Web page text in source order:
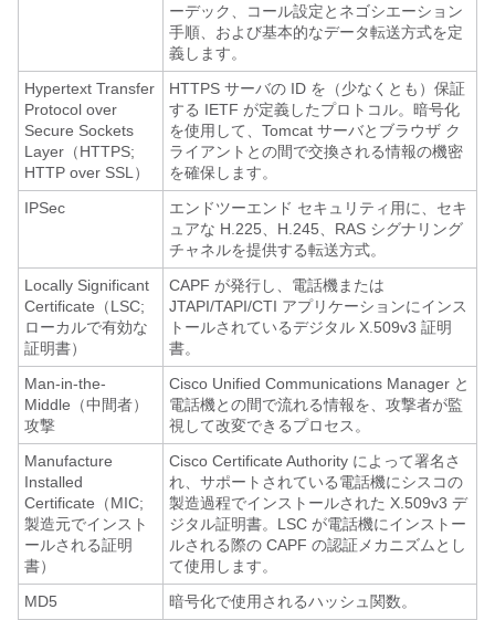
ーデック、コール設定とネゴシエーション
手順、および基本的なデータ転送方式を定
義します。
Hypertext Transfer
Protocol over
Secure Sockets
Layer（HTTPS;
HTTP over SSL）
HTTPS サーバの ID を（少なくとも）保証
する IETF が定義したプロトコル。暗号化
を使用して、Tomcat サーバとブラウザ ク
ライアントとの間で交換される情報の機密
を確保します。
IPSec
エンドツーエンド セキュリティ用に、セキ
ュアな H.225、H.245、RAS シグナリング
チャネルを提供する転送方式。
Locally Significant
Certificate（LSC;
ローカルで有効な
証明書）
CAPF が発行し、電話機または
JTAPI/TAPI/CTI アプリケーションにインス
トールされているデジタル X.509v3 証明
書。
Man-in-the-
Middle（中間者）
攻撃
Cisco Unified Communications Manager と
電話機との間で流れる情報を、攻撃者が監
視して改変できるプロセス。
Manufacture
Installed
Certificate（MIC;
製造元でインスト
ールされる証明
書）
Cisco Certificate Authority によって署名さ
れ、サポートされている電話機にシスコの
製造過程でインストールされた X.509v3 デ
ジタル証明書。LSC が電話機にインストー
ルされる際の CAPF の認証メカニズムとし
て使用します。
MD5
暗号化で使用されるハッシュ関数。